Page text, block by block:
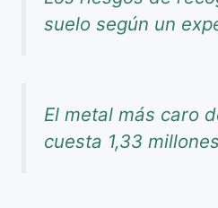
suelo según un
El metal más caro
cuesta 1,33